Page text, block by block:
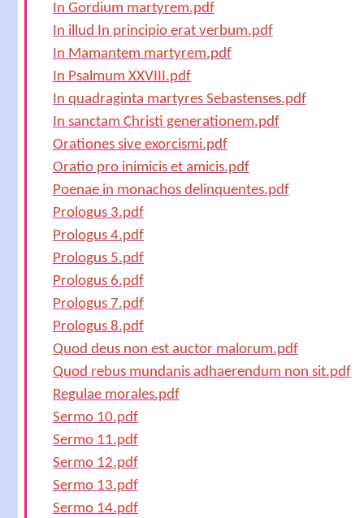
In Gordium martyrem.pdf
In illud In principio erat verbum.pdf
In Mamantem martyrem.pdf
In Psalmum XXVIII.pdf
In quadraginta martyres Sebastenses.pdf
In sanctam Christi generationem.pdf
Orationes sive exorcismi.pdf
Oratio pro inimicis et amicis.pdf
Poenae in monachos delinquentes.pdf
Prologus 3.pdf
Prologus 4.pdf
Prologus 5.pdf
Prologus 6.pdf
Prologus 7.pdf
Prologus 8.pdf
Quod deus non est auctor malorum.pdf
Quod rebus mundanis adhaerendum non sit.pdf
Regulae morales.pdf
Sermo 10.pdf
Sermo 11.pdf
Sermo 12.pdf
Sermo 13.pdf
Sermo 14.pdf